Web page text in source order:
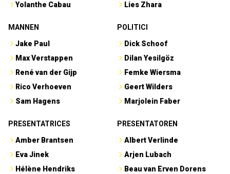
Yolanthe Cabau
Lies Zhara
MANNEN
Jake Paul
Max Verstappen
René van der Gijp
Rico Verhoeven
Sam Hagens
POLITICI
Dick Schoof
Dilan Yesilgöz
Femke Wiersma
Geert Wilders
Marjolein Faber
PRESENTATRICES
Amber Brantsen
Eva Jinek
Hélène Hendriks
PRESENTATOREN
Albert Verlinde
Arjen Lubach
Beau van Erven Dorens